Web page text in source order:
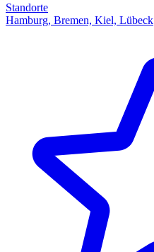
Standorte
Hamburg, Bremen, Kiel, Lübeck